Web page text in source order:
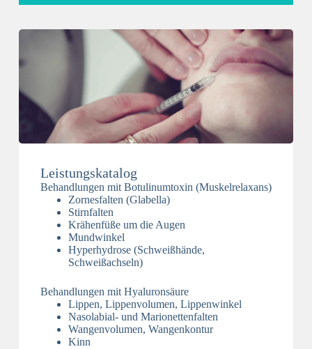
Leistungskatalog
Behandlungen mit Botulinumtoxin (Muskelrelaxans)
Zornesfalten (Glabella)
Stirnfalten
Krähenfüße um die Augen
Mundwinkel
Hyperhydrose (Schweißhände,
Schweißachseln)
Behandlungen mit Hyaluronsäure
Lippen, Lippenvolumen, Lippenwinkel
Nasolabial- und Marionettenfalten
Wangenvolumen, Wangenkontur
Kinn